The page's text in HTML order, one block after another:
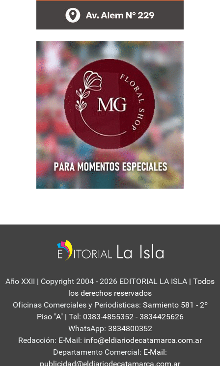
Año XXII | Copyright 2004 - 2026 EDITORIAL LA ISLA | Todos
los derechos reservados
Oficinas Comerciales y Periodisticas: Sarmiento 581 - 2º
Piso "A" | Tel: 0383-4855352 - 3834425626
WhatsApp: 3834800352
Redacción: E-Mail: info@eldiariodecatamarca.com.ar
Departamento Comercial: E-Mail:
publicidad@eldiariodecatamarca.com.ar